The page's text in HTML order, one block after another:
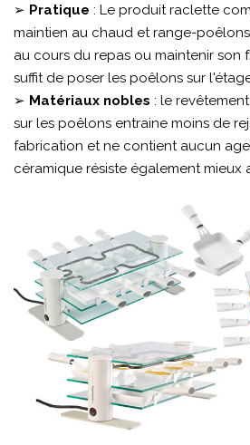
➢ Pratique : Le produit raclette
maintien au chaud et range-
au cours du repas ou maintenir son
suffit de poser les poêlons sur
➢ Matériaux nobles : le
sur les poêlons entraine moins de
fabrication et ne contient aucun
céramique résiste également mieux